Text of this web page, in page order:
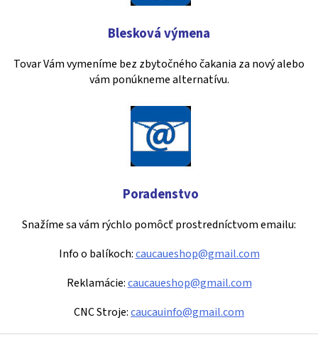
Blesková výmena
Tovar Vám vymeníme bez zbytočného čakania za nový alebo
vám ponúkneme alternatívu.
Poradenstvo
Snažíme sa vám rýchlo pomôcť prostredníctvom emailu:
Info o balíkoch:caucaueshop@gmail.com
Reklamácie:caucaueshop@gmail.com
CNC Stroje:caucauinfo@gmail.com